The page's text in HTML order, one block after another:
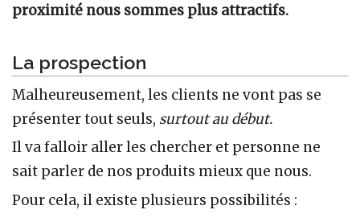
proximité nous sommes plus attractifs.
La prospection
Malheureusement, les clients ne vont pas se
présenter tout seuls, surtout au début.
Il va falloir aller les chercher et personne ne
sait parler de nos produits mieux que nous.
Pour cela, il existe plusieurs possibilités :